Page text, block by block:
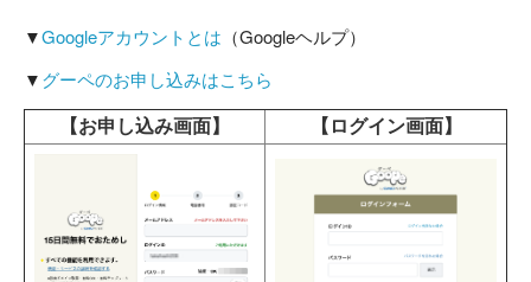
▼Googleアカウントとは （Googleヘルプ）
▼グーペのお申し込みはこちら
【お申し込み画面】 【ログイン画面】